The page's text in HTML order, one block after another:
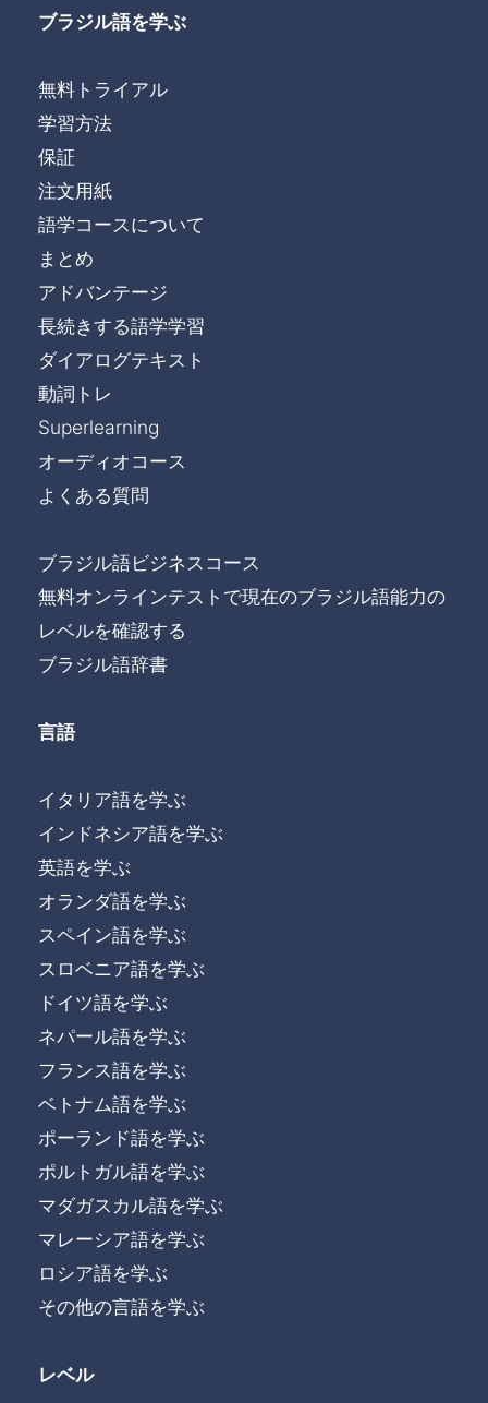
ブラジル語を学ぶ
無料トライアル
学習方法
保証
注文用紙
語学コースについて
まとめ
アドバンテージ
長続きする語学学習
ダイアログテキスト
動詞トレ
Superlearning
オーディオコース
よくある質問
ブラジル語ビジネスコース
無料オンラインテストで現在のブラジル語能力の
レベルを確認する
ブラジル語辞書
言語
イタリア語を学ぶ
インドネシア語を学ぶ
英語を学ぶ
オランダ語を学ぶ
スペイン語を学ぶ
スロベニア語を学ぶ
ドイツ語を学ぶ
ネパール語を学ぶ
フランス語を学ぶ
ベトナム語を学ぶ
ポーランド語を学ぶ
ポルトガル語を学ぶ
マダガスカル語を学ぶ
マレーシア語を学ぶ
ロシア語を学ぶ
その他の言語を学ぶ
レベル